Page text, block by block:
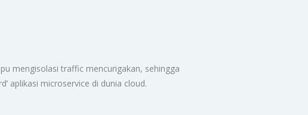
mengisolasi traffic mencurigakan, sehingga
aplikasi microservice di dunia cloud.